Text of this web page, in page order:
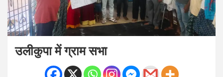
उलीकुपा में ग्राम सभा